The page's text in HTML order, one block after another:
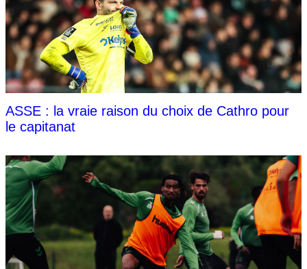
ASSE : la vraie raison du choix de Cathro pour
le capitanat